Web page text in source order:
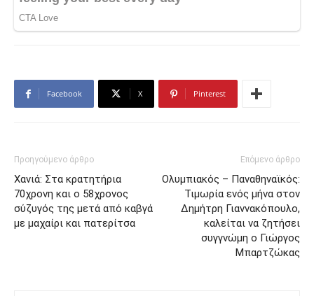
Facebook X Pinterest
Προηγούμενο άρθρο
Χανιά: Στα κρατητήρια
70χρονη και ο 58χρονος
σύζυγός της μετά από καβγά
με μαχαίρι και πατερίτσα
Επόμενο άρθρο
Ολυμπιακός – Παναθηναϊκός:
Τιμωρία ενός μήνα στον
Δημήτρη Γιαννακόπουλο,
καλείται να ζητήσει
συγγνώμη ο Γιώργος
Μπαρτζώκας